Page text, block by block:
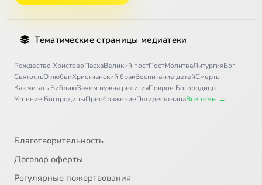
Тематические страницы медиатеки
Рождество ХристовоПасхаВеликий постПостМолитваЛитургияБог
СвятостьО любвиХристианский бракВоспитание детейСмерть
Как читать БиблиюЗачем нужна религияПокров Богородицы
Успение БогородицыПреображениеПятидесятницаВсе темы →
Благотворительность
Договор оферты
Регулярные пожертвования